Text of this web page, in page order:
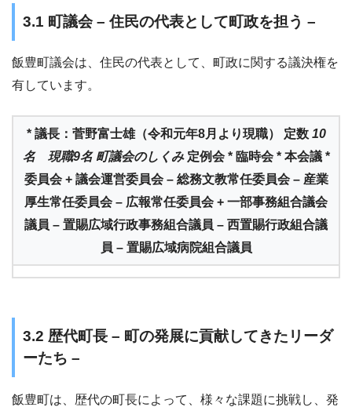
3.1 町議会 – 住民の代表として町政を担う –
飯豊町議会は、住民の代表として、町政に関する議決権を
有しています。
* 議長：菅野富士雄（令和元年8月より現職） 定数10
名 現職9名 町議会のしくみ定例会 * 臨時会 * 本会議 *
委員会 + 議会運営委員会 – 総務文教常任委員会 – 産業
厚生常任委員会 – 広報常任委員会 + 一部事務組合議会
議員 – 置賜広域行政事務組合議員 – 西置賜行政組合議
員 – 置賜広域病院組合議員
3.2 歴代町長 – 町の発展に貢献してきたリーダ
ーたち –
飯豊町は、歴代の町長によって、様々な課題に挑戦し、発